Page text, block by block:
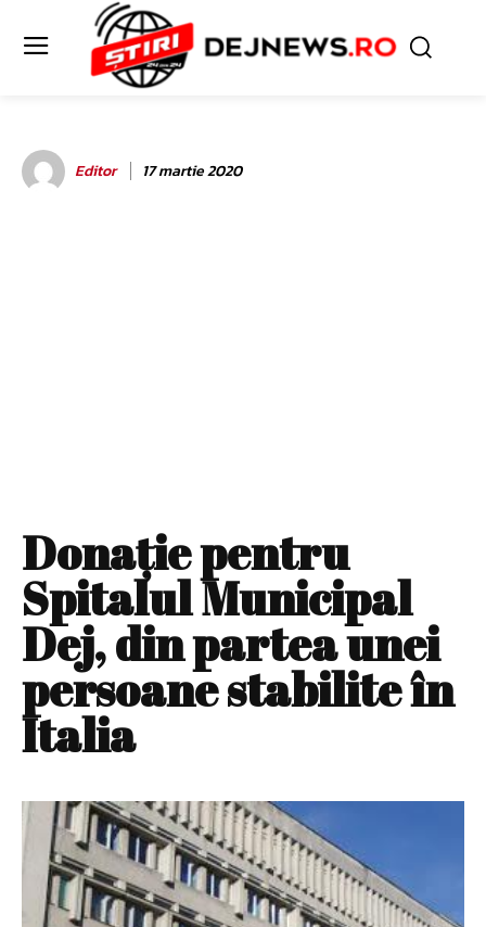
Editor 17 martie 2020
Donaţie pentru
Spitalul Municipal
Dej, din partea unei
persoane stabilite în
Italia